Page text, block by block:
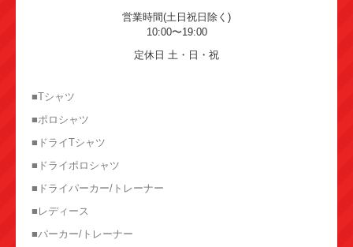
営業時間(土日祝日除く)
10:00〜19:00
定休日 土・日・祝
■Tシャツ
■ポロシャツ
■ドライTシャツ
■ドライポロシャツ
■ドライパーカー/トレーナー
■レディース
■パーカー/トレーナー